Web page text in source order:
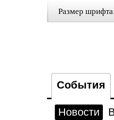
Размер
События
Новости